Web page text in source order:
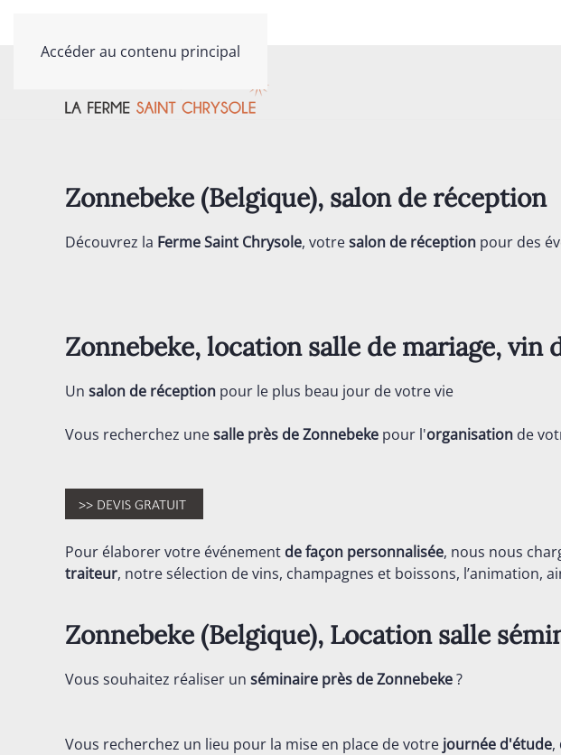
Accéder au contenu principal
Zonnebeke (Belgique), salon de
Découvrez la Ferme Saint Chrysole, votresalon de réception pour des
Zonnebeke, location salle de mariage, vin
Un salon de réception pour le plus beau jour de votre vie
Vous recherchez unesalle près de Zonnebeke pour l'organisation de
Pour élaborer votre événement de façon personnalisée, nous nous
traiteur, notre sélection de vins, champagnes et boissons, l’animation,
Zonnebeke (Belgique), Location salle
Vous souhaitez réaliser un séminaire près de Zonnebeke?
Vous recherchez un lieu pour la mise en place de votre journée d'étude,